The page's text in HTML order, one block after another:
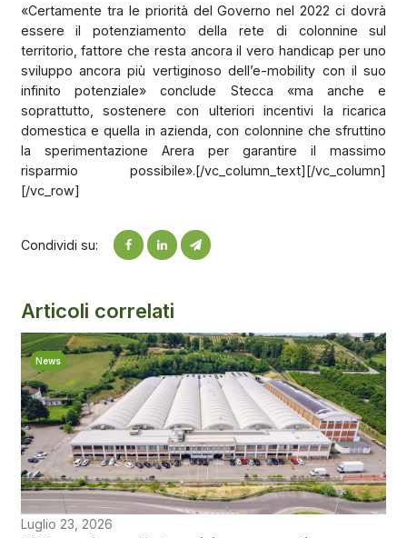
«Certamente tra le priorità del Governo nel 2022 ci dovrà
essere il potenziamento della rete di colonnine sul
territorio, fattore che resta ancora il vero handicap per uno
sviluppo ancora più vertiginoso dell’e-mobility con il suo
infinito potenziale» conclude Stecca «ma anche e
soprattutto, sostenere con ulteriori incentivi la ricarica
domestica e quella in azienda, con colonnine che sfruttino
la sperimentazione Arera per garantire il massimo
risparmio possibile».[/vc_column_text][/vc_column]
[/vc_row]
Condividi su:
Articoli correlati
News
Luglio 23, 2026